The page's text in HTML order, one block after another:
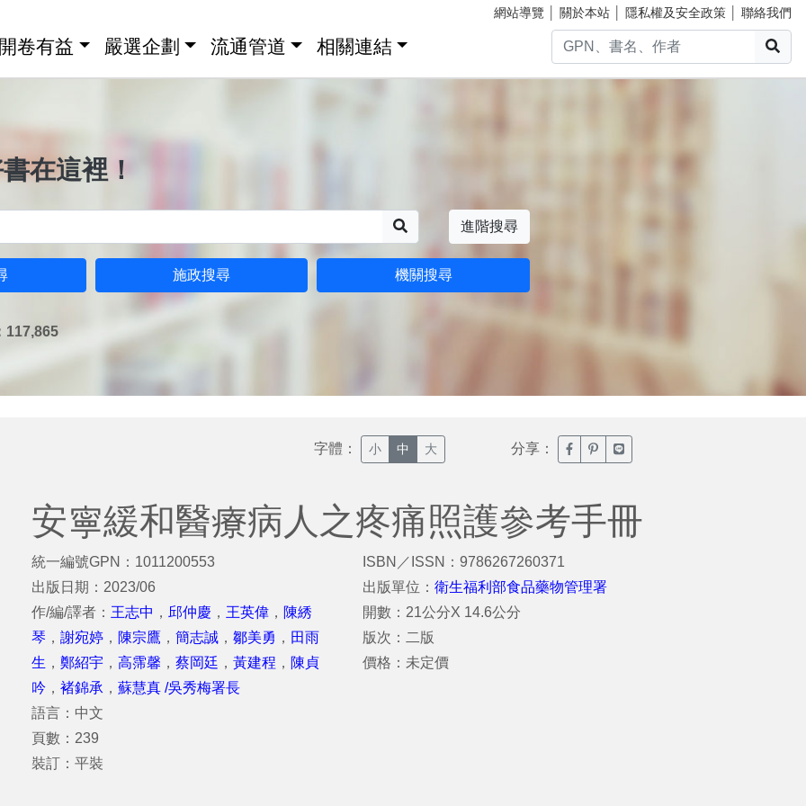
網站導覽 關於本站 隱私權及安全政策 聯絡我們
卷有益 嚴選企劃 流通管道 相關連結
在這裡！
進階搜尋
施政搜尋 機關搜尋
117,865
字體： 小 中 大 分享： 臉書分享(另開新視窗)
噗浪分享(另開新視窗)
Line分享(另開新視窗)
安寧緩和醫療病人之疼痛照護參考手冊
統一編號GPN：1011200553
出版日期：2023/06
作/編/譯者： 王志中 ， 邱仲慶 ， 王英偉 ， 陳綉
琴 ， 謝宛婷 ， 陳宗鷹 ， 簡志誠 ， 鄒美勇 ， 田雨
生 ， 鄭紹宇 ， 高霈馨 ， 蔡岡廷 ， 黃建程 ， 陳貞
吟 ， 褚錦承 ， 蘇慧真 /吳秀梅署長
語言：中文
頁數：239
裝訂：平裝
ISBN／ISSN：9786267260371
出版單位：衛生福利部食品藥物管理署
開數：21公分X 14.6公分
版次：二版
價格：未定價